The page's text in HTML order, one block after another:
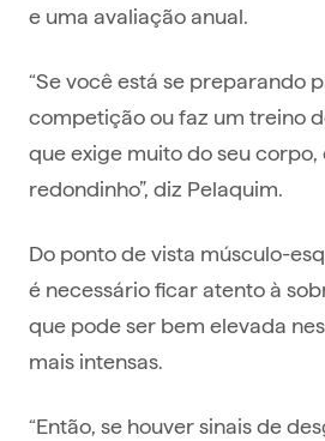
e uma avaliação anual.
“Se você está se preparando
competição ou faz um treino
que exige muito do seu
redondinho”, diz Pelaquim.
Do ponto de vista músculo-
é necessário ficar atento à
que pode ser bem elevada
mais intensas.
“Então, se houver sinais de